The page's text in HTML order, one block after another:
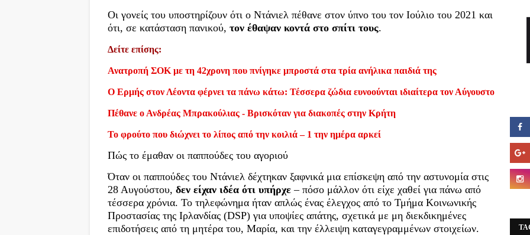
Οι γονείς του υποστηρίζουν ότι ο Ντάνιελ πέθανε στον ύπνο του τον Ιούλιο του 2021 και
ότι, σε κατάσταση πανικού, τον έθαψαν κοντά στο σπίτι τους.
Δείτε επίσης:
Ανατροπή ΣΟΚ με τη 42χρονη που πνίγηκε μπροστά στα τρία ανήλικα παιδιά της
Ο Ερμής στον Λέοντα φέρνει τα πάνω κάτω: Τέσσερα ζώδια ευνοούνται ιδιαίτερα τον Αύγουστο
Πέθανε ο Ανδρέας Μπρακούλιας - Βρισκόταν για διακοπές στην Κρήτη
Το φρούτο που διώχνει το λίπος από την κοιλιά – 1 την ημέρα αρκεί
Πώς το έμαθαν οι παππούδες του αγοριού
Όταν οι παππούδες του Ντάνιελ δέχτηκαν ξαφνικά μια επίσκεψη από την αστυνομία στις
28 Αυγούστου, δεν είχαν ιδέα ότι υπήρχε – πόσο μάλλον ότι είχε χαθεί για πάνω από
τέσσερα χρόνια. Το τηλεφώνημα ήταν απλώς ένας έλεγχος από το Τμήμα Κοινωνικής
Προστασίας της Ιρλανδίας (DSP) για υποψίες απάτης, σχετικά με μη διεκδικημένες
επιδοτήσεις από τη μητέρα του, Μαρία, και την έλλειψη καταγεγραμμένων στοιχείων.